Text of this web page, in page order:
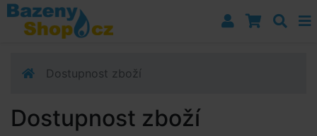
Přejít k navigaci
Přejít na obsah
Přejít k postrannímu sloupci
Dostupnost zboží
Dostupnost zboží